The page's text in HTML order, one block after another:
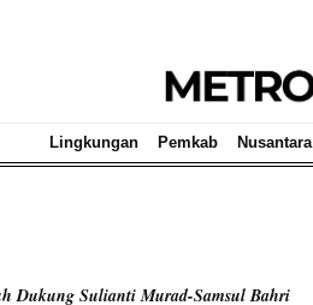
Lingkungan Pemkab Nusantara
Dukung Sulianti Murad-Samsul Bahri